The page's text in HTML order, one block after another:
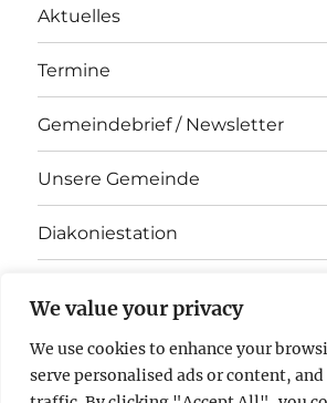
We value your privacy
We use cookies to enhance your
serve personalised ads or content,
Aktuelles
Termine
Gemeindebrief / Newsletter
Unsere Gemeinde
Diakoniestation
Kontakt
Impressum & Datenschutz